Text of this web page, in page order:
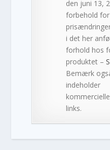
den juni 13,
forbehold
i det her
forhold hos
produktet –
Bemærk
indeholder
links.